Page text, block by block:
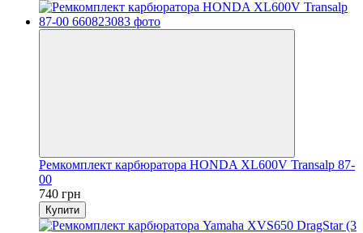
Ремкомплект карбюратора HONDA XL600V Transalp 87-
00
740 грн
Купити